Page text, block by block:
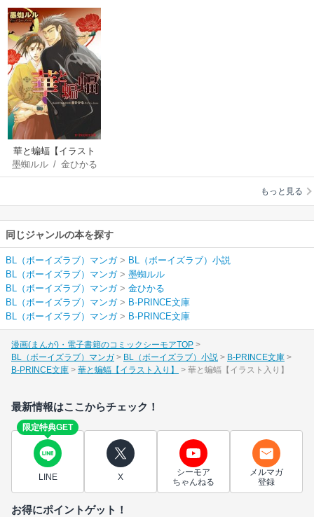
華と蝙蝠【イラスト
入り】
墨蜘ルル/ 金ひかる
もっと見る
同じジャンルの本を探す
BL（ボーイズラブ）マンガ> BL（ボーイズラブ）小説
BL（ボーイズラブ）マンガ> 墨蜘ルル
BL（ボーイズラブ）マンガ> 金ひかる
BL（ボーイズラブ）マンガ> B-PRINCE文庫
BL（ボーイズラブ）マンガ> B-PRINCE文庫
漫画(まんが)・電子書籍のコミックシーモアTOP
BL（ボーイズラブ）マンガ
BL（ボーイズラブ）小説
B-PRINCE文庫
B-PRINCE文庫
華と蝙蝠【イラスト入り】 華と蝙蝠【イラスト入り】
最新情報はここからチェック！
限定特典GET
LINE X
シーモア
ちゃんねる
メルマガ
登録
お得にポイントゲット！